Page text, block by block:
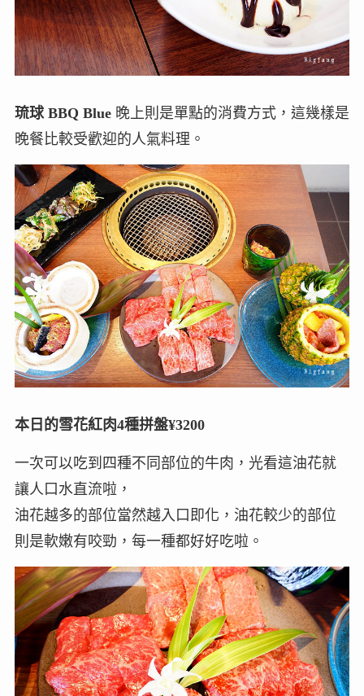
琉球 BBQ Blue 晚上則是單點的消費方式，這幾樣是
晚餐比較受歡迎的人氣料理。
本日的雪花紅肉4種拼盤¥3200
一次可以吃到四種不同部位的牛肉，光看這油花就
讓人口水直流啦，
油花越多的部位當然越入口即化，油花較少的部位
則是軟嫩有咬勁，每一種都好好吃啦。